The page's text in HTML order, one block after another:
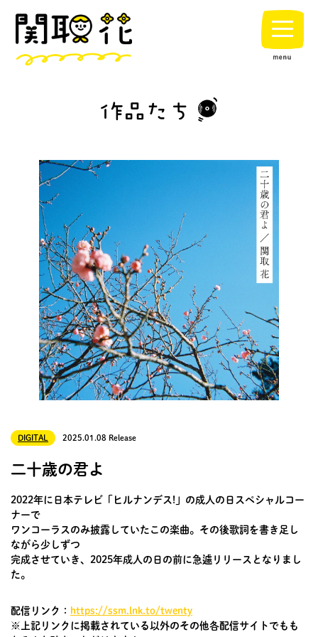
DIGITAL 2025.01.08 Release
二十歳の君よ
2022年に日本テレビ「ヒルナンデス!」の成人の日スペシャルコー
ナーで
ワンコーラスのみ披露していたこの楽曲。その後歌詞を書き足し
ながら少しずつ
完成させていき、2025年成人の日の前に急遽リリースとなりまし
た。
配信リンク： https://ssm.lnk.to/twenty
※上記リンクに掲載されている以外のその他各配信サイトでもも